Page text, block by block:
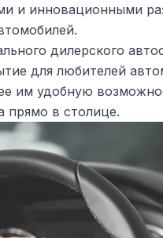
и инновационными
дилерского
для любителей
им удобную
прямо в столице.